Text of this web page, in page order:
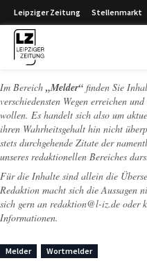
Leipziger Zeitung Stellenmarkt
Im Bereich „Melder“ finden Sie
verschiedensten Wegen erreichen
wollen. Es handelt sich also um
ihren Wahrheitsgehalt hin nicht
stets durchgehende Zitate der
unseres redaktionellen Bereiches
Für die Inhalte sind allein die
Redaktion macht sich die Aussagen
sich gern an redaktion@l-iz.de oder
Informationen.
Melder Wortmelder